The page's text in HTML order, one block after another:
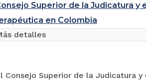
Superior de la Judicatura
en Colombia
Consejo Superior de la Judicatura
detalles